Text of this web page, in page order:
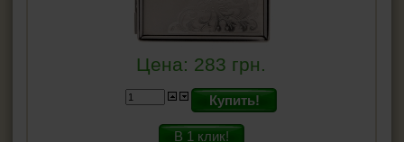
Цена: 283 грн.
Купить!
В 1 клик!